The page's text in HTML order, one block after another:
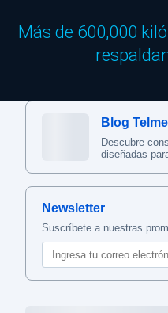
Más de 600,000
Blog
Descubre
diseñadas
Newsletter
Suscríbete a nuestras